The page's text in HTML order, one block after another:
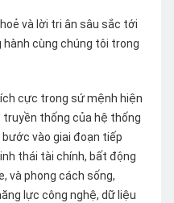
và lời tri ân sâu sắc tới
cùng chúng tôi trong
cực trong sứ mệnh hiện
truyền thống của hệ thống
vào giai đoạn tiếp
thái tài chính, bất động
và phong cách sống,
lực công nghệ, dữ liệu